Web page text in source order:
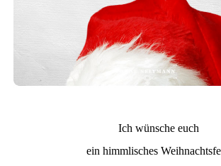
Ich wünsche euch
ein himmlisches